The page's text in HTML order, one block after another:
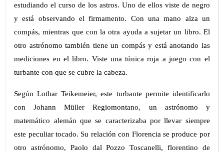
estudiando el curso de los astros. Uno de ellos viste de negro
y está observando el firmamento. Con una mano alza un
compás, mientras que con la otra ayuda a sujetar un libro. El
otro astrónomo también tiene un compás y está anotando las
mediciones en el libro. Viste una túnica roja a juego con el
turbante con que se cubre la cabeza.
Según Lothar Teikemeier, este turbante permite identificarlo
con Johann Müller Regiomontano, un astrónomo y
matemático alemán que se caracterizaba por llevar siempre
este peculiar tocado. Su relación con Florencia se produce por
otro astrónomo, Paolo dal Pozzo Toscanelli, florentino de